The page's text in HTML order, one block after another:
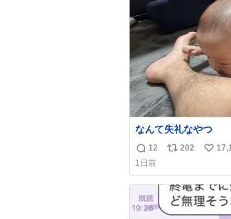
数
なんて失礼なやつ
返
信
数
12
リ
ス
ト
数
202
い
ね
数
1日前